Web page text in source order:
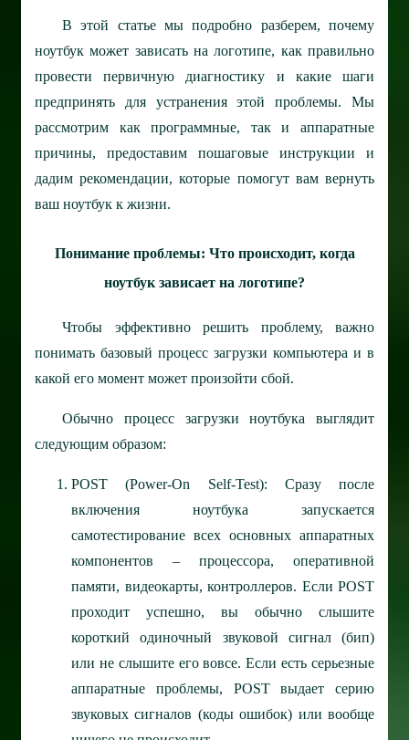
В этой статье мы подробно разберем, почему
ноутбук может зависать на логотипе, как правильно
провести первичную диагностику и какие шаги
предпринять для устранения этой проблемы. Мы
рассмотрим как программные, так и аппаратные
причины, предоставим пошаговые инструкции и
дадим рекомендации, которые помогут вам вернуть
ваш ноутбук к жизни.
Понимание проблемы: Что происходит, когда
ноутбук зависает на логотипе?
Чтобы эффективно решить проблему, важно
понимать базовый процесс загрузки компьютера и в
какой его момент может произойти сбой.
Обычно процесс загрузки ноутбука выглядит
следующим образом:
POST (Power-On Self-Test): Сразу после
включения ноутбука запускается
самотестирование всех основных аппаратных
компонентов – процессора, оперативной
памяти, видеокарты, контроллеров. Если POST
проходит успешно, вы обычно слышите
короткий одиночный звуковой сигнал (бип)
или не слышите его вовсе. Если есть серьезные
аппаратные проблемы, POST выдает серию
звуковых сигналов (коды ошибок) или вообще